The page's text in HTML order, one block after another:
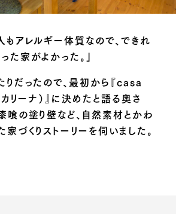
もアレルギー体質なので、できれ
た家がよかった。」
りだったので、最初から『casa
ーナ）』に決めたと語る奥さ
喰の塗り壁など、自然素材とかわ
づくりストーリーを伺いました。